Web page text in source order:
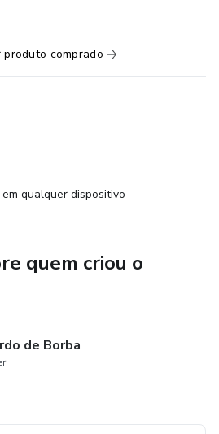
produto comprado
qualquer dispositivo
quem criou o
de Borba